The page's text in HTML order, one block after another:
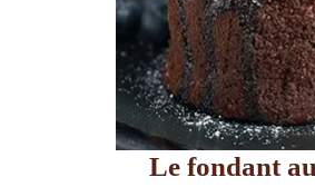
Le fondant